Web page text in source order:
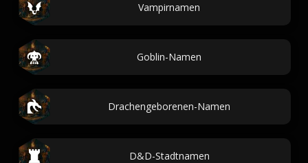
Vampirnamen
Goblin-Namen
Drachengeborenen-Namen
D&D-Stadtnamen